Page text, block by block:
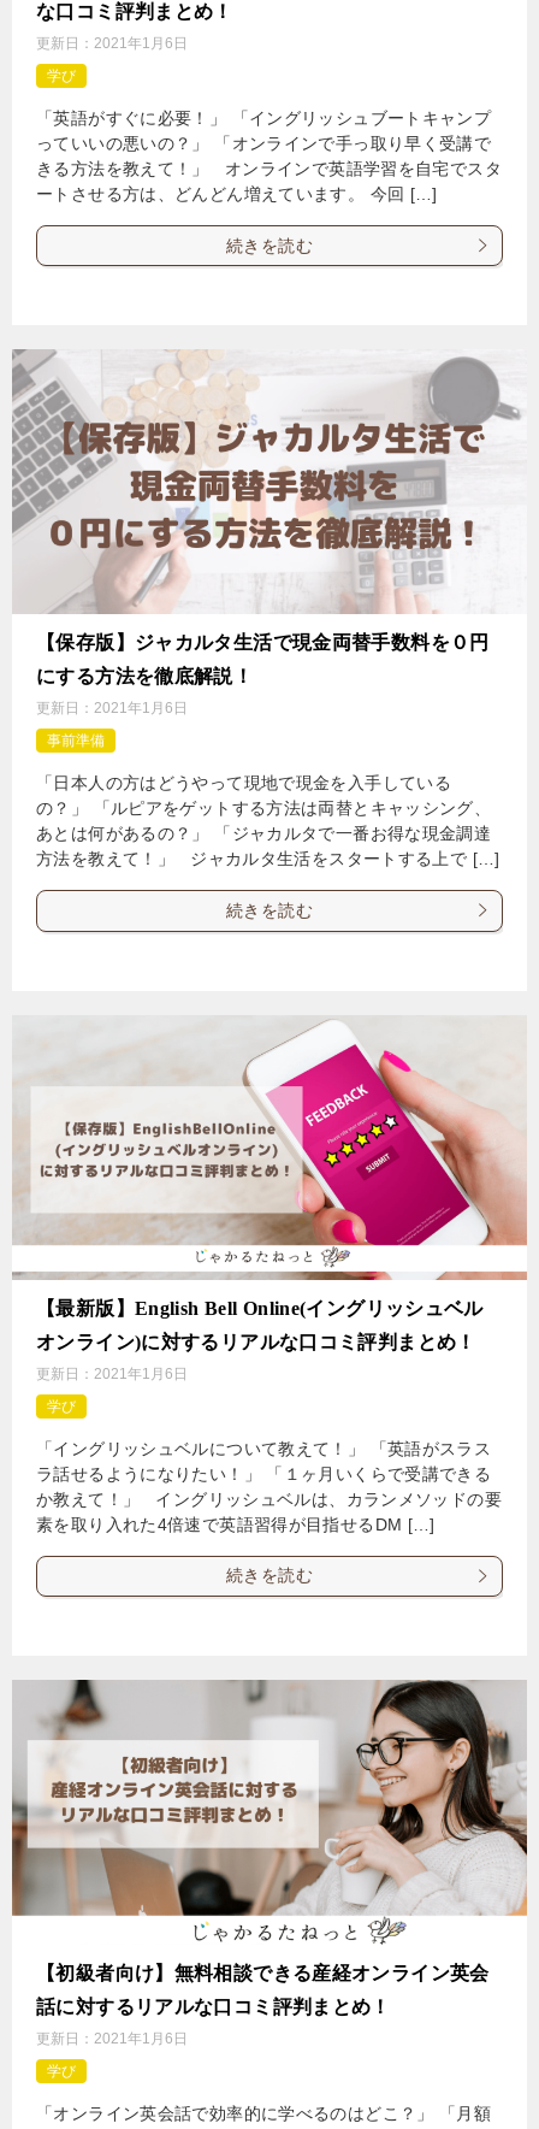
な口コミ評判まとめ！
更新日： 2021年1月6日
学び
「英語がすぐに必要！」 「イングリッシュブートキャンプ
っていいの悪いの？」 「オンラインで手っ取り早く受講で
きる方法を教えて！」 オンラインで英語学習を自宅でスタ
ートさせる方は、どんどん増えています。 今回 […]
続きを読む
【保存版】ジャカルタ生活で現金両替手数料を０円
にする方法を徹底解説！
更新日： 2021年1月6日
事前準備
「日本人の方はどうやって現地で現金を入手している
の？」 「ルピアをゲットする方法は両替とキャッシング、
あとは何があるの？」 「ジャカルタで一番お得な現金調達
方法を教えて！」 ジャカルタ生活をスタートする上で […]
続きを読む
【最新版】English Bell Online(イングリッシュベル
オンライン)に対するリアルな口コミ評判まとめ！
更新日： 2021年1月6日
学び
「イングリッシュベルについて教えて！」 「英語がスラス
ラ話せるようになりたい！」 「１ヶ月いくらで受講できる
か教えて！」 イングリッシュベルは、カランメソッドの要
素を取り入れた4倍速で英語習得が目指せるDM […]
続きを読む
【初級者向け】無料相談できる産経オンライン英会
話に対するリアルな口コミ評判まとめ！
更新日： 2021年1月6日
学び
「オンライン英会話で効率的に学べるのはどこ？」 「月額